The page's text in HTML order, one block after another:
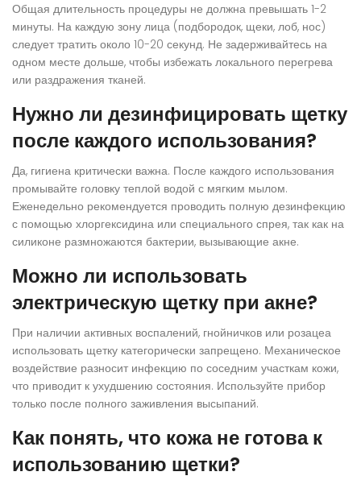
Общая длительность процедуры не должна превышать 1-2
минуты. На каждую зону лица (подбородок, щеки, лоб, нос)
следует тратить около 10-20 секунд. Не задерживайтесь на
одном месте дольше, чтобы избежать локального перегрева
или раздражения тканей.
Нужно ли дезинфицировать щетку
после каждого использования?
Да, гигиена критически важна. После каждого использования
промывайте головку теплой водой с мягким мылом.
Еженедельно рекомендуется проводить полную дезинфекцию
с помощью хлоргексидина или специального спрея, так как на
силиконе размножаются бактерии, вызывающие акне.
Можно ли использовать
электрическую щетку при акне?
При наличии активных воспалений, гнойничков или розацеа
использовать щетку категорически запрещено. Механическое
воздействие разносит инфекцию по соседним участкам кожи,
что приводит к ухудшению состояния. Используйте прибор
только после полного заживления высыпаний.
Как понять, что кожа не готова к
использованию щетки?